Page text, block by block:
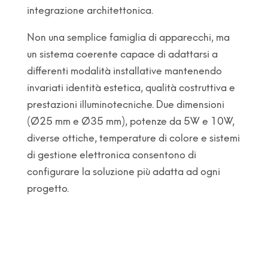
integrazione architettonica.
Non una semplice famiglia di apparecchi, ma
un sistema coerente capace di adattarsi a
differenti modalità installative mantenendo
invariati identità estetica, qualità costruttiva e
prestazioni illuminotecniche. Due dimensioni
(Ø25 mm e Ø35 mm), potenze da 5W e 10W,
diverse ottiche, temperature di colore e sistemi
di gestione elettronica consentono di
configurare la soluzione più adatta ad ogni
progetto.